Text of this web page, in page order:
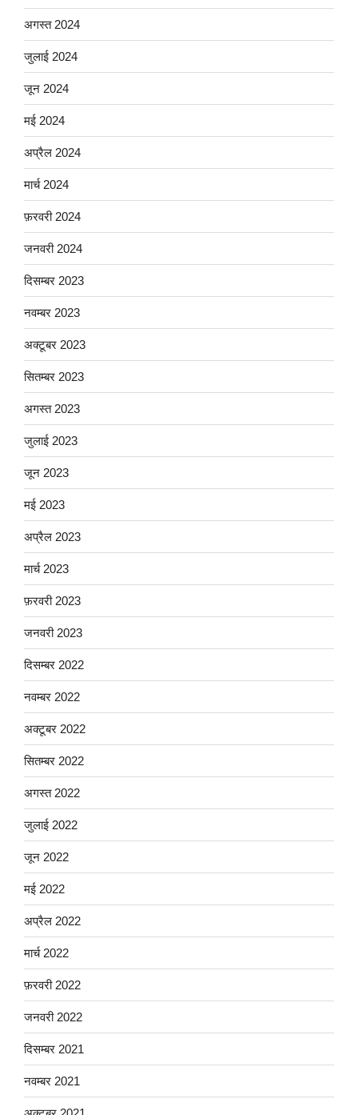
अगस्त 2024
जुलाई 2024
जून 2024
मई 2024
अप्रैल 2024
मार्च 2024
फ़रवरी 2024
जनवरी 2024
दिसम्बर 2023
नवम्बर 2023
अक्टूबर 2023
सितम्बर 2023
अगस्त 2023
जुलाई 2023
जून 2023
मई 2023
अप्रैल 2023
मार्च 2023
फ़रवरी 2023
जनवरी 2023
दिसम्बर 2022
नवम्बर 2022
अक्टूबर 2022
सितम्बर 2022
अगस्त 2022
जुलाई 2022
जून 2022
मई 2022
अप्रैल 2022
मार्च 2022
फ़रवरी 2022
जनवरी 2022
दिसम्बर 2021
नवम्बर 2021